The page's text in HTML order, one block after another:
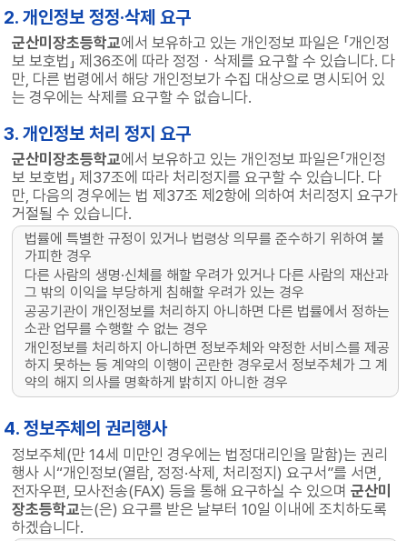
2. 개인정보 정정·삭제 요구
군산미장초등학교에서 보유하고 있는 개인정보 파일은 「개인정
보 보호법」 제36조에 따라 정정ㆍ삭제를 요구할 수 있습니다. 다
만, 다른 법령에서 해당 개인정보가 수집 대상으로 명시되어 있
는 경우에는 삭제를 요구할 수 없습니다.
3. 개인정보 처리 정지 요구
군산미장초등학교에서 보유하고 있는 개인정보 파일은「개인정
보 보호법」 제37조에 따라 처리정지를 요구할 수 있습니다. 다
만, 다음의 경우에는 법 제37조 제2항에 의하여 처리정지 요구가
거절될 수 있습니다.
법률에 특별한 규정이 있거나 법령상 의무를 준수하기 위하여 불
가피한 경우
다른 사람의 생명·신체를 해할 우려가 있거나 다른 사람의 재산과
그 밖의 이익을 부당하게 침해할 우려가 있는 경우
공공기관이 개인정보를 처리하지 아니하면 다른 법률에서 정하는
소관 업무를 수행할 수 없는 경우
개인정보를 처리하지 아니하면 정보주체와 약정한 서비스를 제공
하지 못하는 등 계약의 이행이 곤란한 경우로서 정보주체가 그 계
약의 해지 의사를 명확하게 밝히지 아니한 경우
4. 정보주체의 권리행사
정보주체(만 14세 미만인 경우에는 법정대리인을 말함)는 권리
행사 시“개인정보(열람, 정정·삭제, 처리정지) 요구서”를 서면,
전자우편, 모사전송(FAX) 등을 통해 요구하실 수 있으며군산미
장초등학교는(은) 요구를 받은 날부터 10일 이내에 조치하도록
하겠습니다.